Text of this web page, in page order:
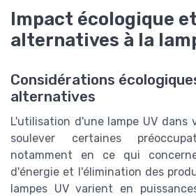
Impact écologique et
alternatives à la
Considérations
alternatives
L'utilisation d'une lampe UV dans
soulever certaines
notamment en ce qui
d'énergie et l'élimination des
lampes UV varient en